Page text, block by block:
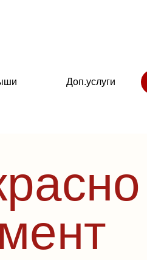
Доп.услуги